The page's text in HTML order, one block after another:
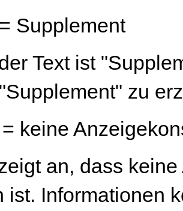
= Supplement
Text ist
zu
keine
an, dass
ist. Informationen